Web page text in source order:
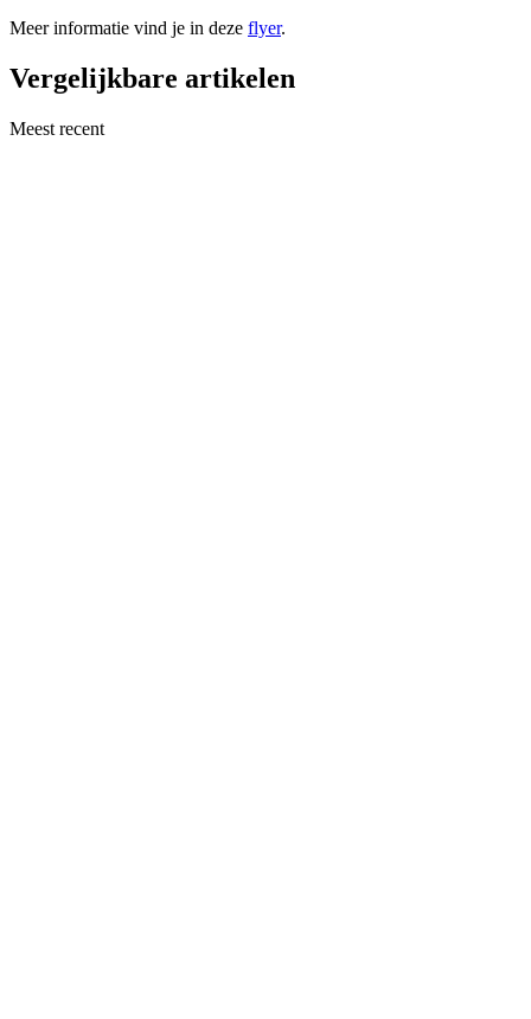
Meer informatie vind je in deze flyer.
Vergelijkbare artikelen
Meest recent